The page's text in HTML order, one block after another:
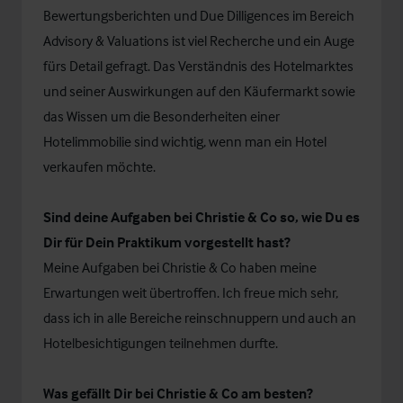
Bewertungsberichten und Due Dilligences im Bereich
Advisory & Valuations ist viel Recherche und ein Auge
fürs Detail gefragt. Das Verständnis des Hotelmarktes
und seiner Auswirkungen auf den Käufermarkt sowie
das Wissen um die Besonderheiten einer
Hotelimmobilie sind wichtig, wenn man ein Hotel
verkaufen möchte.
Sind deine Aufgaben bei Christie & Co so, wie Du es
Dir für Dein Praktikum vorgestellt hast?
Meine Aufgaben bei Christie & Co haben meine
Erwartungen weit übertroffen. Ich freue mich sehr,
dass ich in alle Bereiche reinschnuppern und auch an
Hotelbesichtigungen teilnehmen durfte.
Was gefällt Dir bei Christie & Co am besten?